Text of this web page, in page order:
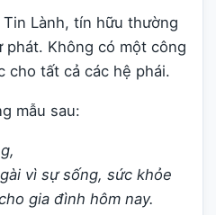
Lành, tín hữu thường
Không có một công
cho tất cả các hệ phái.
mẫu sau:
vì sự sống, sức khỏe
gia đình hôm nay.